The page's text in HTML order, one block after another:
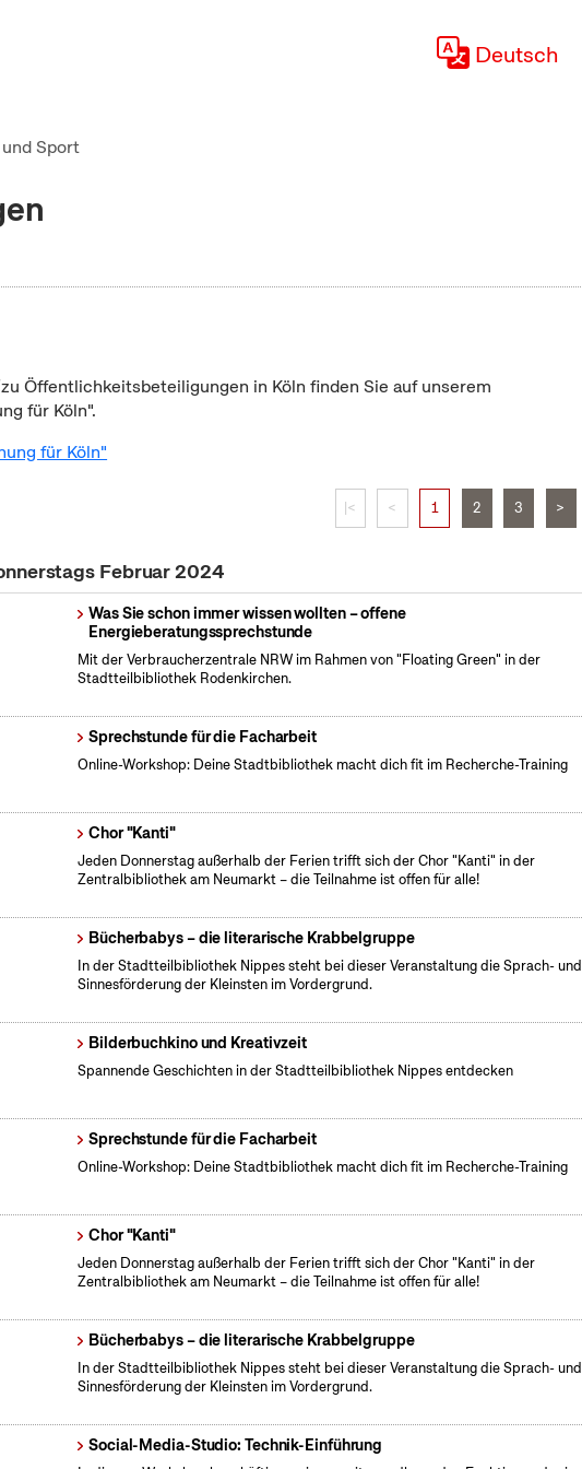
Deutsch
Sport
Öffentlichkeitsbeteiligungen in Köln finden Sie auf unserem
für Köln".
für Köln"
|< < 1 2 3 >
Februar 2024
Was Sie schon immer wissen wollten – offene
Energieberatungssprechstunde
Mit der Verbraucherzentrale NRW im Rahmen von "Floating Green" in der
Stadtteilbibliothek Rodenkirchen.
Sprechstunde für die Facharbeit
Online-Workshop: Deine Stadtbibliothek macht dich fit im Recherche-Training
Chor "Kanti"
Jeden Donnerstag außerhalb der Ferien trifft sich der Chor "Kanti" in der
Zentralbibliothek am Neumarkt – die Teilnahme ist offen für alle!
Bücherbabys – die literarische Krabbelgruppe
In der Stadtteilbibliothek Nippes steht bei dieser Veranstaltung die Sprach- und
Sinnesförderung der Kleinsten im Vordergrund.
Bilderbuchkino und Kreativzeit
Spannende Geschichten in der Stadtteilbibliothek Nippes entdecken
Sprechstunde für die Facharbeit
Online-Workshop: Deine Stadtbibliothek macht dich fit im Recherche-Training
Chor "Kanti"
Jeden Donnerstag außerhalb der Ferien trifft sich der Chor "Kanti" in der
Zentralbibliothek am Neumarkt – die Teilnahme ist offen für alle!
Bücherbabys – die literarische Krabbelgruppe
In der Stadtteilbibliothek Nippes steht bei dieser Veranstaltung die Sprach- und
Sinnesförderung der Kleinsten im Vordergrund.
Social-Media-Studio: Technik-Einführung